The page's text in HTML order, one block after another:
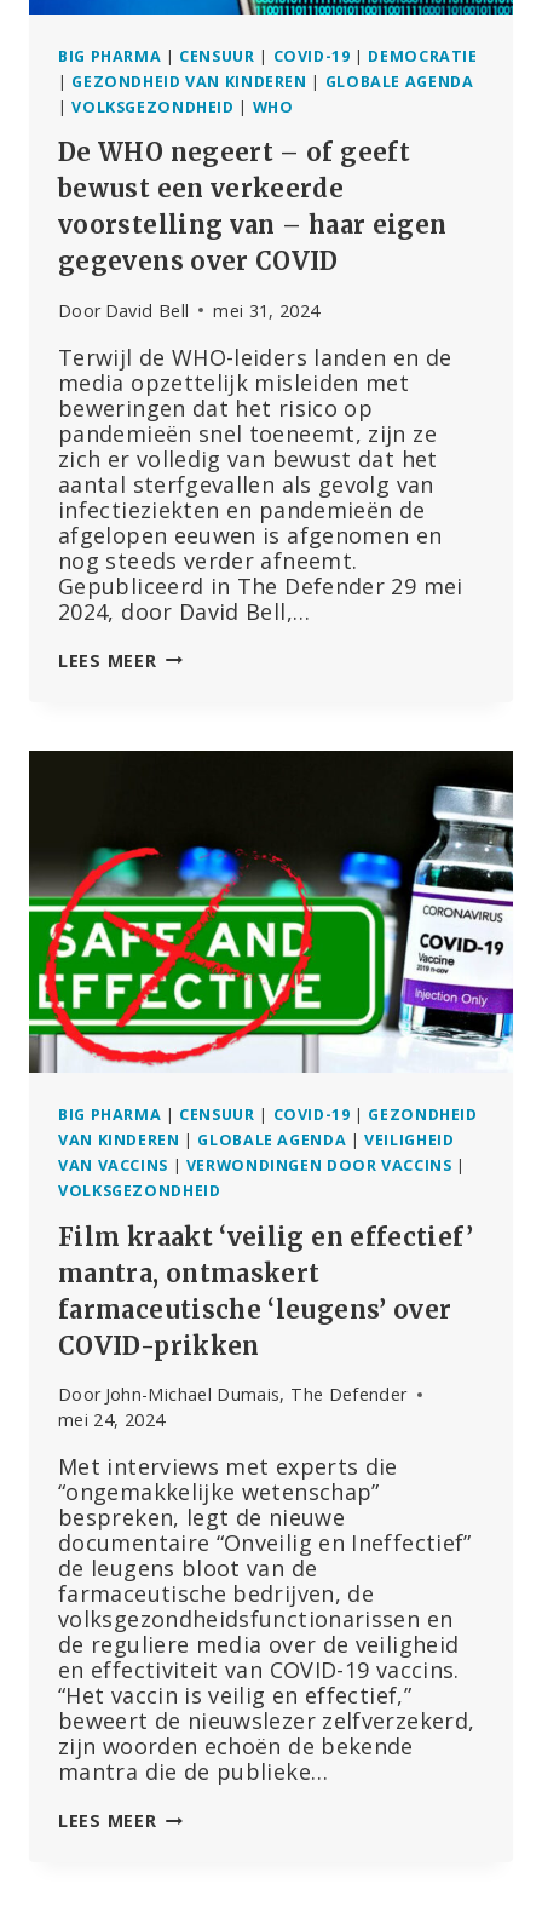
BIG PHARMA | CENSUUR | COVID-19 | DEMOCRATIE
| GEZONDHEID VAN KINDEREN | GLOBALE AGENDA
|VOLKSGEZONDHEID | WHO
De WHO negeert – of geeft
bewust een verkeerde
voorstelling van – haar eigen
gegevens over COVID
Door David Bell mei 31, 2024
Terwijl de WHO-leiders landen en de
media opzettelijk misleiden met
beweringen dat het risico op
pandemieën snel toeneemt, zijn ze
zich er volledig van bewust dat het
aantal sterfgevallen als gevolg van
infectieziekten en pandemieën de
afgelopen eeuwen is afgenomen en
nog steeds verder afneemt.
Gepubliceerd in The Defender 29 mei
2024, door David Bell,…
LEES MEER DE
VERKEERDE
VOORSTELLING
VAN
–
HAAR
EIGEN
GEGEVENS
OVER
COVID
BIG PHARMA | CENSUUR | COVID-19 | GEZONDHEID
VAN KINDEREN | GLOBALE AGENDA |VEILIGHEID
VAN VACCINS | VERWONDINGEN DOOR VACCINS |
VOLKSGEZONDHEID
Film kraakt ‘veilig en effectief’
mantra, ontmaskert
farmaceutische ‘leugens’ over
COVID-prikken
Door John-Michael Dumais, The Defender
mei 24, 2024
Met interviews met experts die
“ongemakkelijke wetenschap”
bespreken, legt de nieuwe
documentaire “Onveilig en Ineffectief”
de leugens bloot van de
farmaceutische bedrijven, de
volksgezondheidsfunctionarissen en
de reguliere media over de veiligheid
en effectiviteit van COVID-19 vaccins.
“Het vaccin is veilig en effectief,”
beweert de nieuwslezer zelfverzekerd,
zijn woorden echoën de bekende
mantra die de publieke…
LEES MEER FILM